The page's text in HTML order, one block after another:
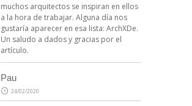
muchos arquitectos se inspiran en ellos
a la hora de trabajar. Alguna día nos
gustaría aparecer en esa lista: ArchXDe.
Un saludo a dados y gracias por el
artículo.
Pau
24/02/2020